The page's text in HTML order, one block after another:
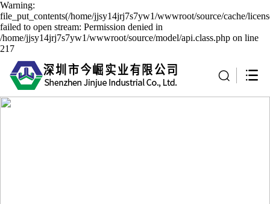
Warning:
file_put_contents(/home/jjsy14jrj7s7yw1/wwwroot/source/cache/
failed to open stream: Permission denied in
/home/jjsy14jrj7s7yw1/wwwroot/source/model/api.class.php on line
217